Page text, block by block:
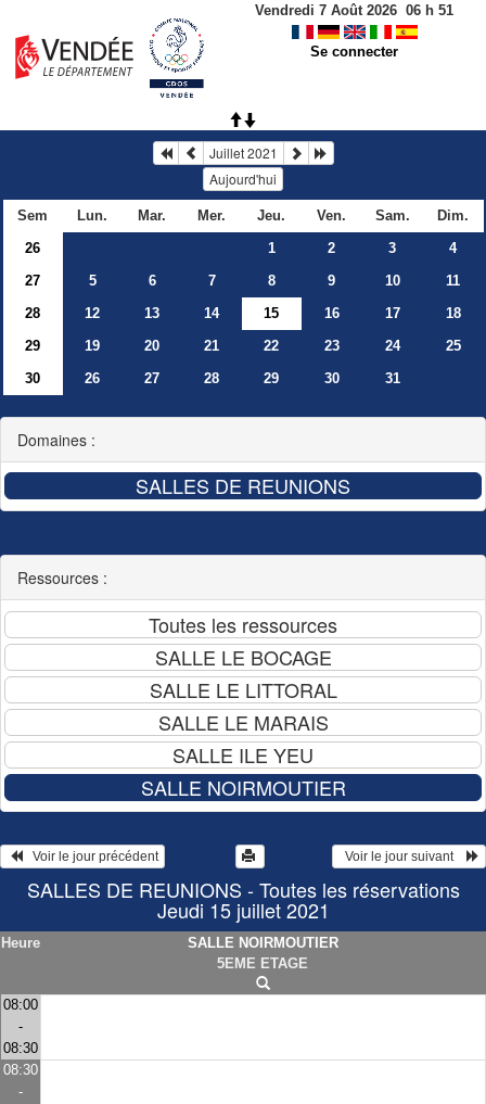
Vendredi 7 Août 2026 06 h 51
Se connecter
Juillet 2021
Aujourd'hui
Sem Lun. Mar. Mer. Jeu. Ven. Sam.
Dim.
26
1 2 3
4
27
5 6 7 8 9 10
11
28
12 13 14 15 16 17
18
29
19 20 21 22 23 24
25
30
26 27 28 29 30 31
Domaines :
Ressources :
   Voir le jour précédent
  Voir le jour suivant
SALLES DE REUNIONS - Toutes les réservations
Jeudi 15 juillet 2021
Heure
SALLE NOIRMOUTIER
5EME ETAGE
08:00
-
08:30
08:30
-